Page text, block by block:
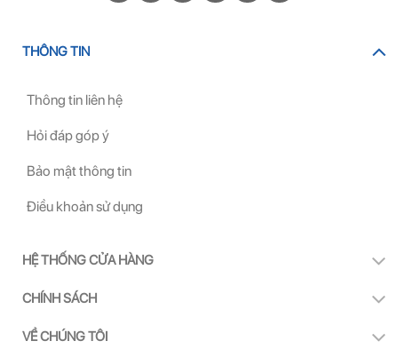
THÔNG TIN
Thông tin liên hệ
Hỏi đáp góp ý
Bảo mật thông tin
Điều khoản sử dụng
HỆ THỐNG CỬA HÀNG
CHÍNH SÁCH
VỀ CHÚNG TÔI